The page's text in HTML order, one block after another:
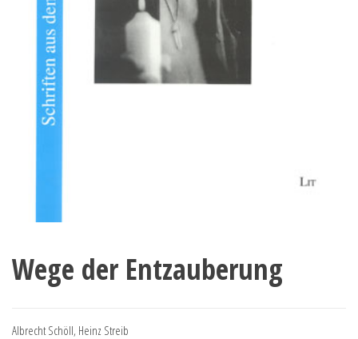
Wege der Entzauberung
Albrecht Schöll, Heinz Streib